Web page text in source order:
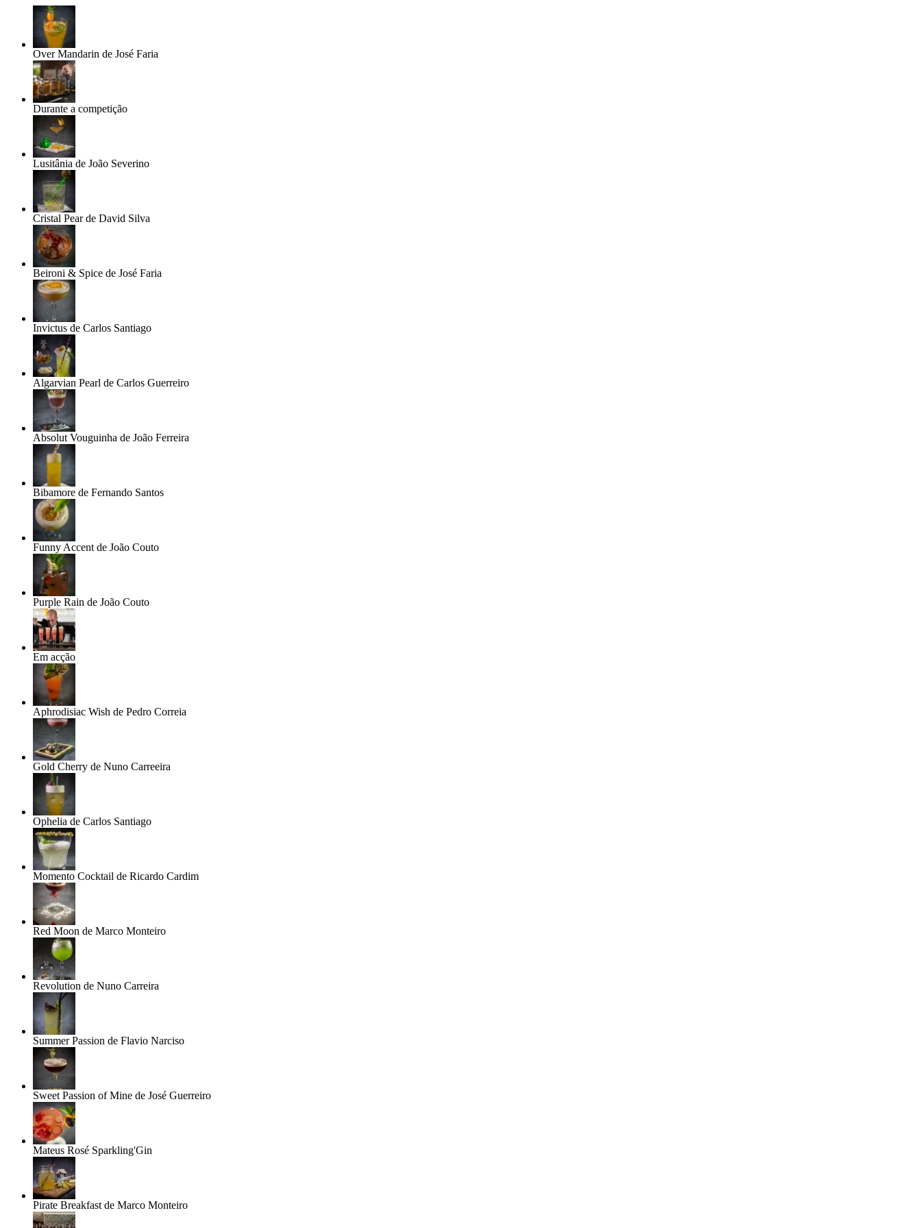
Over Mandarin de José Faria
Durante a competição
Lusitânia de João Severino
Cristal Pear de David Silva
Beironi & Spice de José Faria
Invictus de Carlos Santiago
Algarvian Pearl de Carlos Guerreiro
Absolut Vouguinha de João Ferreira
Bibamore de Fernando Santos
Funny Accent de João Couto
Purple Rain de João Couto
Em acção
Aphrodisiac Wish de Pedro Correia
Gold Cherry de Nuno Carreeira
Ophelia de Carlos Santiago
Momento Cocktail de Ricardo Cardim
Red Moon de Marco Monteiro
Revolution de Nuno Carreira
Summer Passion de Flavio Narciso
Sweet Passion of Mine de José Guerreiro
Mateus Rosé Sparkling'Gin
Pirate Breakfast de Marco Monteiro